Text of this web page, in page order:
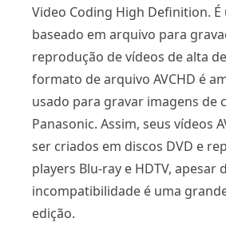
Video Coding High Definition.
baseado em arquivo para
reprodução de vídeos de alta
formato de arquivo AVCHD é
usado para gravar imagens de
Panasonic. Assim, seus vídeos
ser criados em discos DVD e
players Blu-ray e HDTV, apesar
incompatibilidade é uma
edição.